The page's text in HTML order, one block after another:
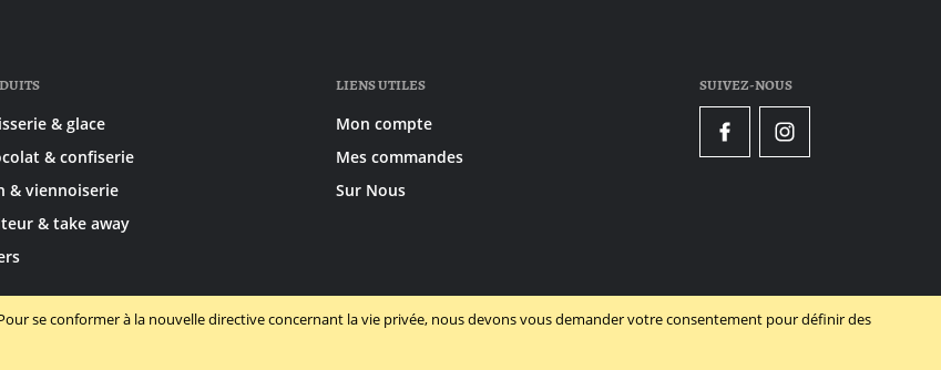
se conformer à la nouvelle directive concernant la vie privée, nous devons vous demander votre consentement pour définir des
& glace
& confiserie
& viennoiserie
& take away
LIENS UTILES
Mon compte
Mes commandes
Sur Nous
SUIVEZ-NOUS
FacebookInstagram